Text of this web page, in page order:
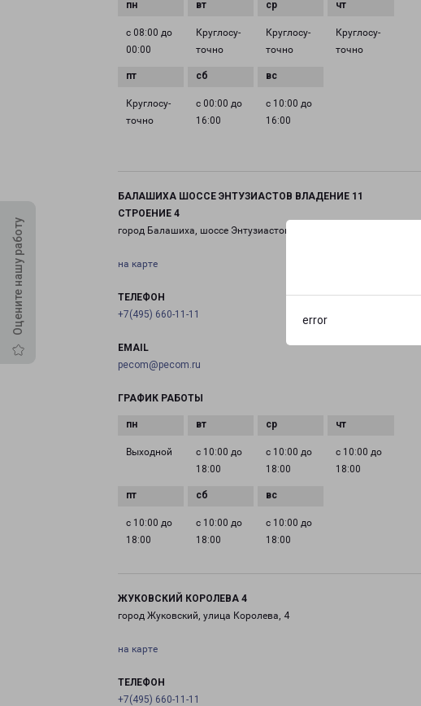
error
Оцените нашу работу
с 08:00 до
00:00
Круглосу­
точно
Круглосу­
точно
Круглосу­
точно
Круглосу­
точно
с 00:00 до
16:00
с 10:00 до
16:00
БАЛАШИХА ШОССЕ ЭНТУЗИАСТОВ ВЛАДЕНИЕ 11
СТРОЕНИЕ 4
город Балашиха, шоссе Энтузиастов, 11 строение 4
на карте
ТЕЛЕФОН
+7(495) 660-11-11
EMAIL
pecom@pecom.ru
ГРАФИК РАБОТЫ
Выходной
с 10:00 до
18:00
с 10:00 до
18:00
с 10:00 до
18:00
с 10:00 до
18:00
с 10:00 до
18:00
с 10:00 до
18:00
ЖУКОВСКИЙ КОРОЛЕВА 4
город Жуковский, улица Королева, 4
на карте
ТЕЛЕФОН
+7(495) 660-11-11